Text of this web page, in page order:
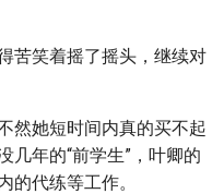
苦笑着摇了摇头，继续对
然她短时间内真的买不起
几年的“前学生”，叶卿的
的代练等工作。